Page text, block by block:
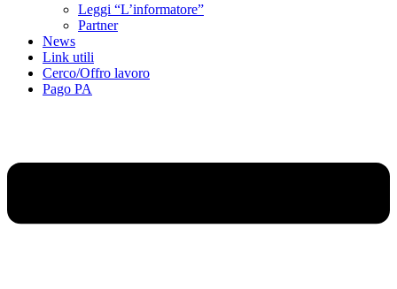
Leggi “L’informatore”
Partner
News
Link utili
Cerco/Offro lavoro
Pago PA